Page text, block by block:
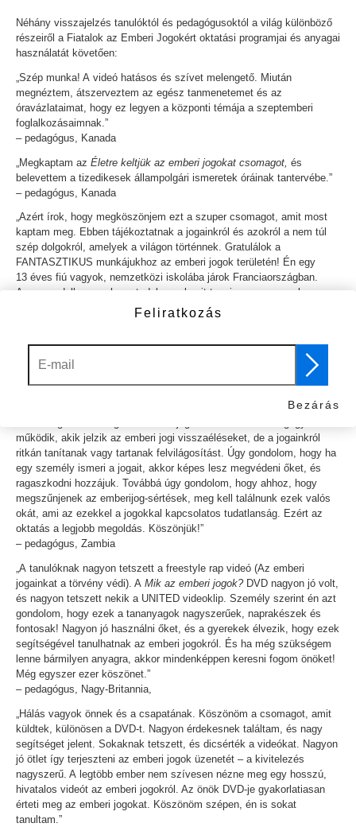
Néhány visszajelzés tanulóktól és pedagógusoktól a világ különböző
részeiről a Fiatalok az Emberi Jogokért oktatási programjai és anyagai
használatát követően:
„Szép munka! A videó hatásos és szívet melengető. Miután
megnéztem, átszerveztem az egész tanmenetemet és az
óravázlataimat, hogy ez legyen a központi témája a szeptemberi
foglalkozásaimnak.”
– pedagógus, Kanada
„Megkaptam az Életre keltjük az emberi jogokat csomagot, és
belevettem a tizedikesek állampolgári ismeretek óráinak tantervébe.”
– pedagógus, Kanada
„Azért írok, hogy megköszönjem ezt a szuper csomagot, amit most
kaptam meg. Ebben tájékoztatnak a jogainkról és azokról a nem túl
szép dolgokról, amelyek a világon történnek. Gratulálok a
FANTASZTIKUS munkájukhoz az emberi jogok területén! Én egy
13 éves fiú vagyok, nemzetközi iskolába járok Franciaországban.
Azon gondolkozom, hogy tudok-e valamit tenni, vagy van-e olyan
csoport, amihez gyerekek is csatlakozhatnak, hogy tegyenek az
– egy fiatal Franciaországból
működik, akik jelzik az emberi jogi visszaéléseket, de a jogainkról
ritkán tanítanak vagy tartanak felvilágosítást. Úgy gondolom, hogy ha
egy személy ismeri a jogait, akkor képes lesz megvédeni őket, és
ragaszkodni hozzájuk. Továbbá úgy gondolom, hogy ahhoz, hogy
megszűnjenek az emberijog-sértések, meg kell találnunk ezek valós
okát, ami az ezekkel a jogokkal kapcsolatos tudatlanság. Ezért az
oktatás a legjobb megoldás. Köszönjük!”
– pedagógus, Zambia
„A tanulóknak nagyon tetszett a freestyle rap videó (Az emberi
jogainkat a törvény védi). A Mik az emberi jogok?DVD nagyon jó volt,
és nagyon tetszett nekik a UNITED videoklip. Személy szerint én azt
gondolom, hogy ezek a tananyagok nagyszerűek, naprakészek és
fontosak! Nagyon jó használni őket, és a gyerekek élvezik, hogy ezek
segítségével tanulhatnak az emberi jogokról. És ha még szükségem
lenne bármilyen anyagra, akkor mindenképpen keresni fogom önöket!
Még egyszer ezer köszönet.”
– pedagógus, Nagy-Britannia,
„Hálás vagyok önnek és a csapatának. Köszönöm a csomagot, amit
küldtek, különösen a DVD-t. Nagyon érdekesnek találtam, és nagy
segítséget jelent. Sokaknak tetszett, és dicsérték a videókat. Nagyon
jó ötlet így terjeszteni az emberi jogok üzenetét – a kivitelezés
nagyszerű. A legtöbb ember nem szívesen nézne meg egy hosszú,
hivatalos videót az emberi jogokról. Az önök DVD-je gyakorlatiasan
érteti meg az emberi jogokat. Köszönöm szépen, én is sokat
tanultam.”
Feliratkozás
Bezárás